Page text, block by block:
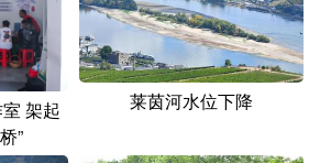
Français عربى
日本語 한국어
架起
”
莱茵河水位下降